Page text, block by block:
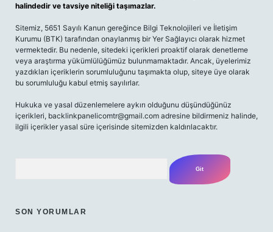
halindedir ve tavsiye niteliği taşımazlar.
Sitemiz, 5651 Sayılı Kanun gereğince Bilgi Teknolojileri ve İletişim
Kurumu (BTK) tarafından onaylanmış bir Yer Sağlayıcı olarak hizmet
vermektedir. Bu nedenle, sitedeki içerikleri proaktif olarak denetleme
veya araştırma yükümlülüğümüz bulunmamaktadır. Ancak, üyelerimiz
yazdıkları içeriklerin sorumluluğunu taşımakta olup, siteye üye olarak
bu sorumluluğu kabul etmiş sayılırlar.
Hukuka ve yasal düzenlemelere aykırı olduğunu düşündüğünüz
içerikleri, backlinkpanelicomtr@gmail.com adresine bildirmeniz halinde,
ilgili içerikler yasal süre içerisinde sitemizden kaldırılacaktır.
SON YORUMLAR